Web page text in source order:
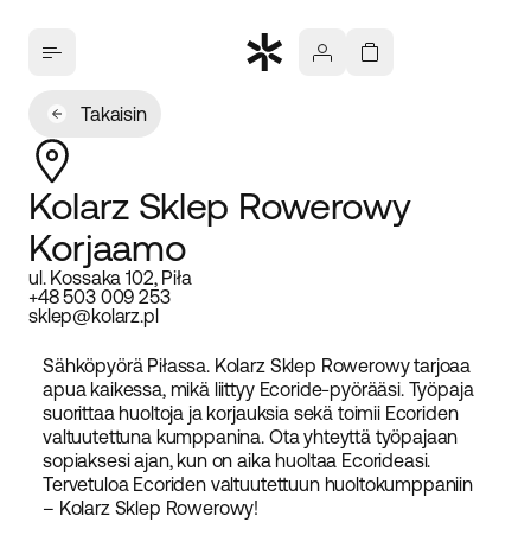
Takaisin
Kolarz Sklep Rowerowy
Korjaamo
ul. Kossaka 102, Piła
+48 503 009 253
sklep@kolarz.pl
Sähköpyörä Piłassa. Kolarz Sklep Rowerowy tarjoaa
apua kaikessa, mikä liittyy Ecoride-pyörääsi. Työpaja
suorittaa huoltoja ja korjauksia sekä toimii Ecoriden
valtuutettuna kumppanina. Ota yhteyttä työpajaan
sopiaksesi ajan, kun on aika huoltaa Ecorideasi.
Tervetuloa Ecoriden valtuutettuun huoltokumppaniin
– Kolarz Sklep Rowerowy!